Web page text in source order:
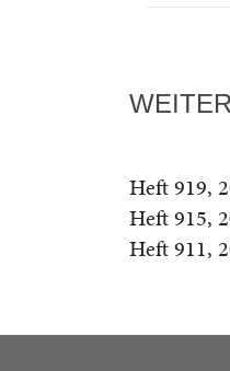
Heft 919,
Heft 915,
Heft 911,